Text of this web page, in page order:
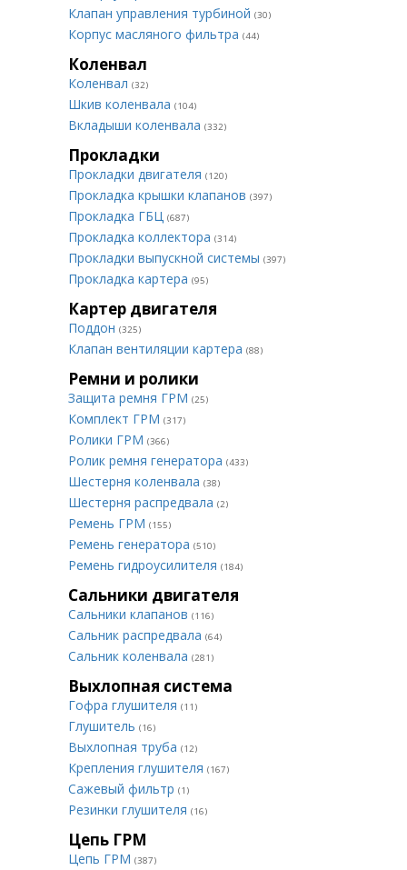
Клапан управления турбиной (30)
Корпус масляного фильтра (44)
Коленвал
Коленвал (32)
Шкив коленвала (104)
Вкладыши коленвала (332)
Прокладки
Прокладки двигателя (120)
Прокладка крышки клапанов (397)
Прокладка ГБЦ (687)
Прокладка коллектора (314)
Прокладки выпускной системы (397)
Прокладка картера (95)
Картер двигателя
Поддон (325)
Клапан вентиляции картера (88)
Ремни и ролики
Защита ремня ГРМ (25)
Комплект ГРМ (317)
Ролики ГРМ (366)
Ролик ремня генератора (433)
Шестерня коленвала (38)
Шестерня распредвала (2)
Ремень ГРМ (155)
Ремень генератора (510)
Ремень гидроусилителя (184)
Сальники двигателя
Сальники клапанов (116)
Сальник распредвала (64)
Сальник коленвала (281)
Выхлопная система
Гофра глушителя (11)
Глушитель (16)
Выхлопная труба (12)
Крепления глушителя (167)
Сажевый фильтр (1)
Резинки глушителя (16)
Цепь ГРМ
Цепь ГРМ (387)